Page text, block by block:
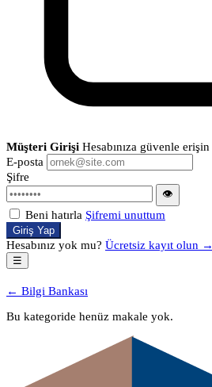
Müşteri Girişi Hesabınıza güvenle erişin
E-posta
Şifre
👁
Beni hatırla Şifremi unuttum
Giriş Yap
Hesabınız yok mu? Ücretsiz kayıt olun →
☰
← Bilgi Bankası
Bu kategoride henüz makale yok.